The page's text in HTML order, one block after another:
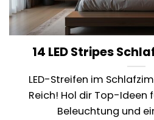
14 LED Stripes
LED-Streifen im
Reich! Hol dir Top-Ideen
Beleuchtung und